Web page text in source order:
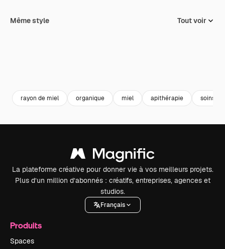
Même style Tout voir
rayon de miel organique miel apithérapie soins
La plateforme créative pour donner vie à vos meilleurs projets.
Plus d’un million d’abonnés : créatifs, entreprises, agences et
studios.
Français
Produits
Spaces